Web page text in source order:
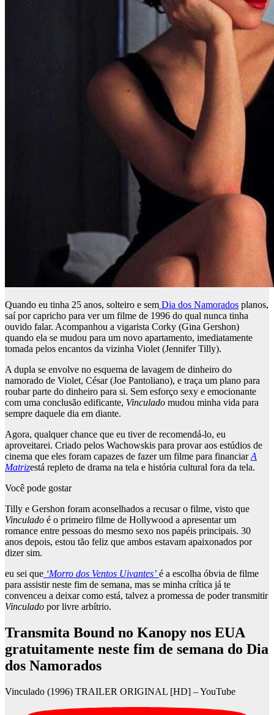
Quando eu tinha 25 anos, solteiro e sem Dia dos Namorados planos,
saí por capricho para ver um filme de 1996 do qual nunca tinha
ouvido falar. Acompanhou a vigarista Corky (Gina Gershon)
quando ela se mudou para um novo apartamento, imediatamente
tomada pelos encantos da vizinha Violet (Jennifer Tilly).
A dupla se envolve no esquema de lavagem de dinheiro do
namorado de Violet, César (Joe Pantoliano), e traça um plano para
roubar parte do dinheiro para si. Sem esforço sexy e emocionante
com uma conclusão edificante, Vinculado mudou minha vida para
sempre daquele dia em diante.
Agora, qualquer chance que eu tiver de recomendá-lo, eu
aproveitarei. Criado pelos Wachowskis para provar aos estúdios de
cinema que eles foram capazes de fazer um filme para financiarA
Matrizestá repleto de drama na tela e história cultural fora da tela.
Você pode gostar
Tilly e Gershon foram aconselhados a recusar o filme, visto que
Vinculado é o primeiro filme de Hollywood a apresentar um
romance entre pessoas do mesmo sexo nos papéis principais. 30
anos depois, estou tão feliz que ambos estavam apaixonados por
dizer sim.
eu sei que ‘Morro dos Ventos Uivantes’ é a escolha óbvia de filme
para assistir neste fim de semana, mas se minha crítica já te
convenceu a deixar como está, talvez a promessa de poder transmitir
Vinculado por livre arbítrio.
Transmita Bound no Kanopy nos EUA
gratuitamente neste fim de semana do Dia
dos Namorados
Vinculado (1996) TRAILER ORIGINAL [HD] – YouTube